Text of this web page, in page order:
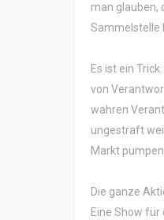
man glauben,
Sammelstelle
Es ist ein
von
wahren
ungestraft
Markt
Die ganze
Eine Show für